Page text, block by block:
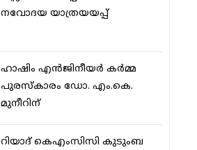
നവോദയ യാത്രയയപ്പ്
ഹാഷിം എന്‍ജിനീയര്‍ കര്‍മ്മ
പുരസ്‌കാരം ഡോ. എം.കെ.
മുനീറിന്
റിയാദ് കെഎംസിസി കുടുംബ